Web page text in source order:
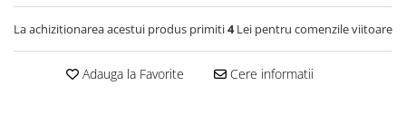
La achizitionarea acestui produs primiti4Lei pentru comenzile viitoare
Adauga la Favorite Cere informatii